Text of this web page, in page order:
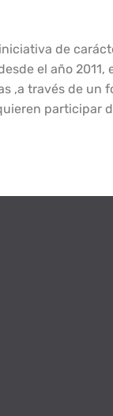
de
el año 2011,
,a través de un
participar